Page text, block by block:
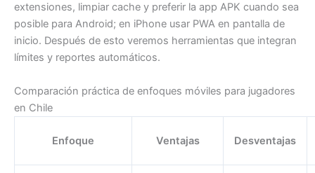
extensiones, limpiar cache y preferir la app APK cuando sea
posible para Android; en iPhone usar PWA en pantalla de
inicio. Después de esto veremos herramientas que integran
límites y reportes automáticos.
Comparación práctica de enfoques móviles para jugadores
en Chile
Enfoque Ventajas Desventajas